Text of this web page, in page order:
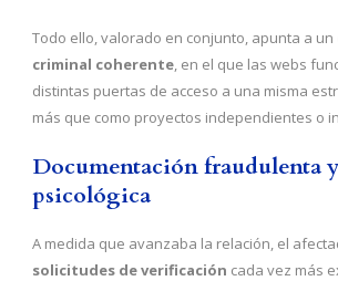
Todo ello, valorado en conjunto, apunta a un
criminal coherente, en el que las webs
distintas puertas de acceso a una misma
más que como proyectos independientes o
Documentación fraudulenta
psicológica
A medida que avanzaba la relación, el
solicitudes de verificación cada vez más